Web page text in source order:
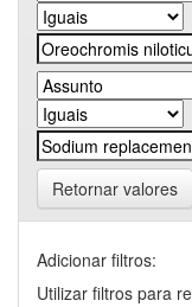
Retornar valores
Adicionar filtros:
Utilizar filtros para